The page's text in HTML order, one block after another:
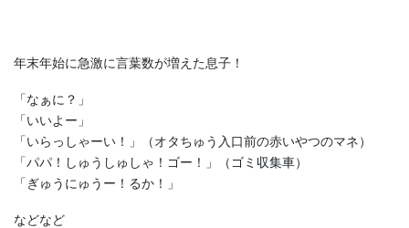
年末年始に急激に言葉数が増えた息子！
「なぁに？」
「いいよー」
「いらっしゃーい！」（オタちゅう入口前の赤いやつのマネ）
「パパ！しゅうしゅしゃ！ゴー！」（ゴミ収集車）
「ぎゅうにゅうー！るか！」
などなど